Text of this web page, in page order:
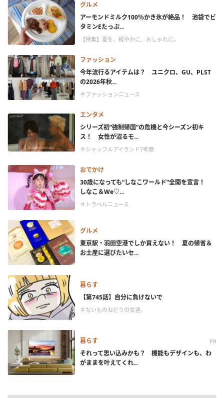
グルメ
アーモンドミルク100％かき氷が絶品！ 池袋でビ
タミンEたっぷ...
【特集】夏を、軽やかに、おしゃれに。
ファッション
今年流行るアイテムは？ ユニクロ、GU、PLST
の2026年秋...
＃ファッションニュース
エンタメ
シリーズ初“強制帰国”の危機と今シーズン初キ
ス！ 女性が沼るモ...
＃シャッフルアイランド7考察
おでかけ
30歳になっても“しなこワールド”全開を宣言！
しなこ＆We♡...
＃トラベルニュース
グルメ
東京駅・羽田空港でしか買えない！ 夏の帰省＆
お土産に選びたいセ...
暮らす
【第745話】自分に負けないで
＃ないものねだりの女達。
暮らす PR
それって思い込みかも？ 機能もデザインも、わ
がままを叶えてくれ...